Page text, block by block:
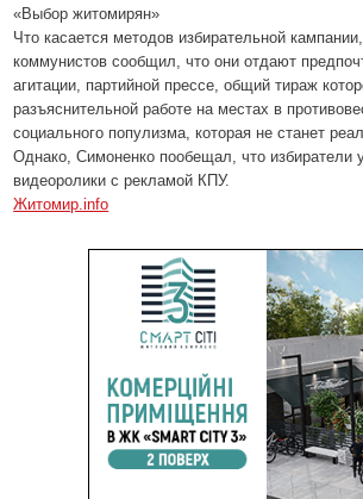
«Выбор житомирян»
Что касается методов избирательной
коммунистов сообщил, что они отдают
агитации, партийной прессе, общий тираж
разъяснительной работе на местах в
социального популизма, которая не станет
Однако, Симоненко пообещал, что избиратели
видеоролики с рекламой КПУ.
Житомир.info